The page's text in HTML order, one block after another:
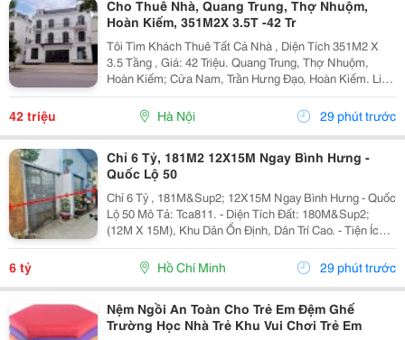
Cho Thuê Nhà, Quang Trung, Thợ Nhuộm,
Hoàn Kiếm, 351M2X 3.5T -42 Tr
Tôi Tìm Khách Thuê Tất Cả Nhà , Diện Tích 351M2 X
3.5 Tầng , Giá: 42 Triệu. Quang Trung, Thợ Nhuộm,
Hoàn Kiếm; Cửa Nam, Trần Hưng Đạo, Hoàn Kiếm. Liên
Hệ Chủ Nhà: 0947910983 . Vị Trí Gần Ngã Ba, Khu Đông
Dân Cư, Kinh Doanh Sầm Uất, Nhiều Trụ Sở Văn...
42 triệu Hà Nội 29 phút trước
Chỉ 6 Tỷ, 181M2 12X15M Ngay Bình Hưng -
Quốc Lộ 50
Chỉ 6 Tỷ , 181M&Sup2; 12X15M Ngay Bình Hưng - Quốc
Lộ 50 Mô Tả: Tca811. - Diện Tích Đất: 180M&Sup2;
(12M X 15M), Khu Dân Ổn Định, Dân Trí Cao. - Tiện Ích:
Nhà Sát Kdc Đồng Bộ, Cạnh Hxh Văn Tiến Dũng, Kdc
Gia Hoà, Gần Công Viên, Trường Mầm...
6 tỷ Hồ Chí Minh 29 phút trước
Nệm Ngồi An Toàn Cho Trẻ Em Đệm Ghế
Trường Học Nhà Trẻ Khu Vui Chơi Trẻ Em